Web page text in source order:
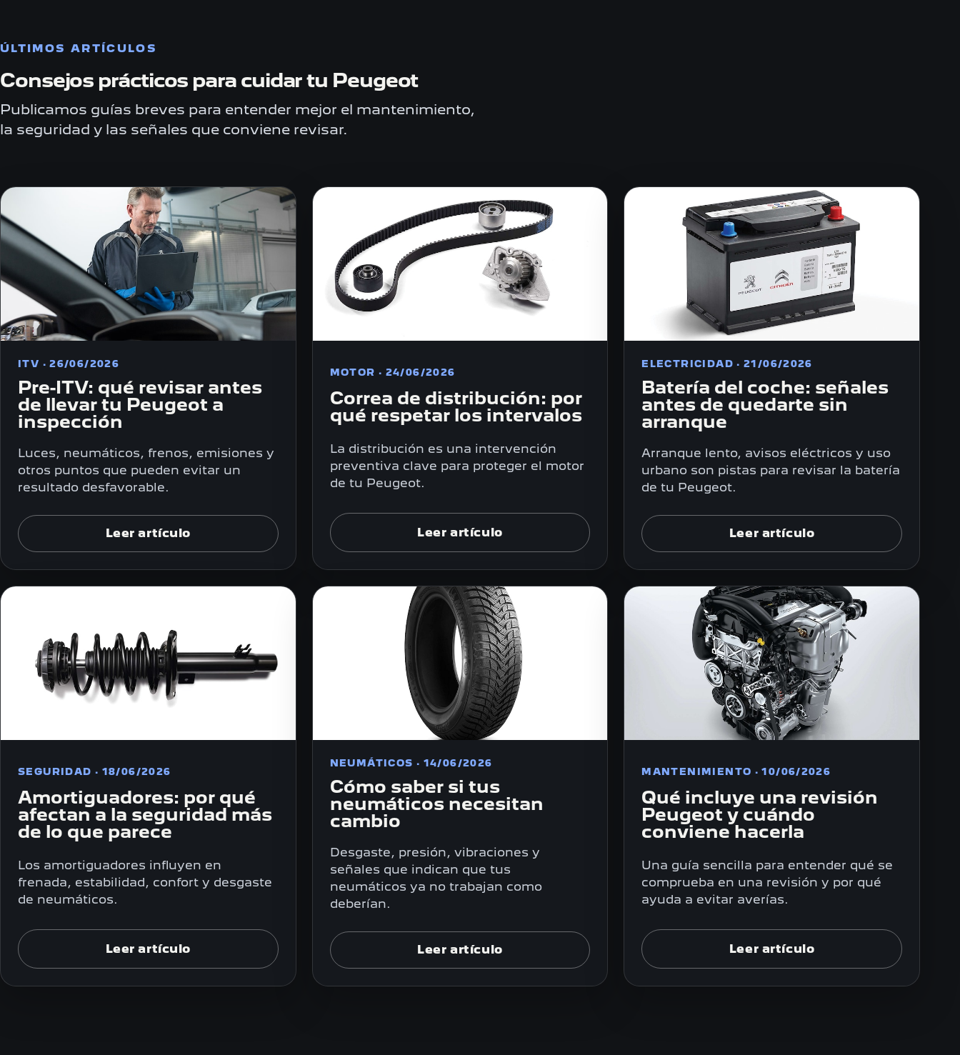
ÚLTIMOS ARTÍCULOS
Consejos prácticos para cuidar tu Peugeot
Publicamos guías breves para entender mejor el mantenimiento,
la seguridad y las señales que conviene revisar.
ITV · 26/06/2026
Pre-ITV: qué revisar antes
de llevar tu Peugeot a
inspección
Luces, neumáticos, frenos, emisiones y
otros puntos que pueden evitar un
resultado desfavorable.
Leer artículo
MOTOR · 24/06/2026
Correa de distribución: por
qué respetar los intervalos
La distribución es una intervención
preventiva clave para proteger el motor
de tu Peugeot.
Leer artículo
ELECTRICIDAD · 21/06/2026
Batería del coche: señales
antes de quedarte sin
arranque
Arranque lento, avisos eléctricos y uso
urbano son pistas para revisar la batería
de tu Peugeot.
Leer artículo
SEGURIDAD · 18/06/2026
Amortiguadores: por qué
afectan a la seguridad más
de lo que parece
Los amortiguadores influyen en
frenada, estabilidad, confort y desgaste
de neumáticos.
Leer artículo
NEUMÁTICOS · 14/06/2026
Cómo saber si tus
neumáticos necesitan
cambio
Desgaste, presión, vibraciones y
señales que indican que tus
neumáticos ya no trabajan como
deberían.
Leer artículo
MANTENIMIENTO · 10/06/2026
Qué incluye una revisión
Peugeot y cuándo
conviene hacerla
Una guía sencilla para entender qué se
comprueba en una revisión y por qué
ayuda a evitar averías.
Leer artículo